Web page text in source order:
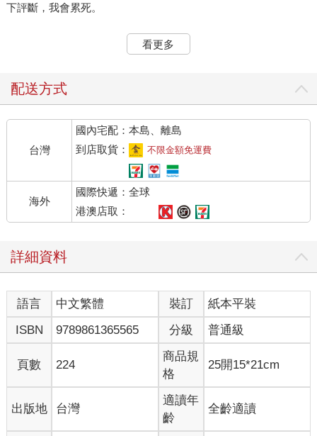
下評斷，我會累死。
我看到絕大部分人在網絡上生活的方式，就是這樣的。
價。就像有人一直邀請你判案子，卻沒有人在乎你判斷的結果是
判下去，哪怕根本沒有人理你。你一天大概要宣判近百件案子—
現在一個人每天在網絡上滑手機看到的別人的動態起碼近百則，
如果你對每件事情都要表示一下態度，在心中暗自評價一番，一
天的時間也就這樣過去了。
你沒有處理你自己，你在處理跟你無關的人。
如果我們養成「動不動就評價別人」的壞習慣，就很容易錯過最
們卻把它揮霍在一個跟我們毫不相干的人身上，多麼可惜。
02恰如其分地處理別人的評價 別人的評價是和我無關的事情，不
要妄想改變它。
以前聽人講，他不在乎別人的評價，會覺得這個人硬充好漢、硬
吞苦水，但現在，我覺得「恰如其分地感受情緒」絕對是最值得
的訓練。
被人家罵了，不可能會毫無怨氣或者毫不痛苦。我被人家罵的時
候，還是會恰當地感受到一些沮喪或憤怒。我當然會感受到，可
是不會無限地放大它。
看更多
配送方式
台灣
國內宅配：本島、離島
到店取貨：
不限金額免運費
海外
國際快遞：全球
港澳店取：
詳細資料
語言 中文繁體 裝訂
紙本平裝
ISBN
9789861365565 分級 普通級
頁數 224
商品規
格
25開15*21cm
出版地 台灣
適讀年
齡
全齡適讀